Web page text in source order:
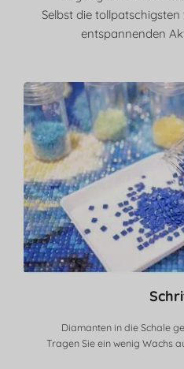
Selbst die
entspannenden
Diamanten in die Schale
Tragen Sie ein wenig Wachs